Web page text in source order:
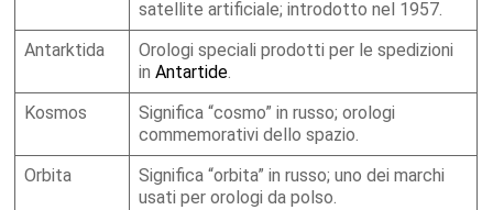
satellite artificiale; introdotto nel 1957.
Antarktida
Orologi speciali prodotti per le spedizioni
inAntartide.
Kosmos
Significa “cosmo” in russo; orologi
commemorativi dello spazio.
Orbita
Significa “orbita” in russo; uno dei marchi
usati per orologi da polso.